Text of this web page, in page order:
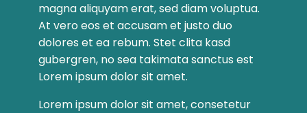
magna aliquyam erat, sed diam voluptua.
At vero eos et accusam et justo duo
dolores et ea rebum. Stet clita kasd
gubergren, no sea takimata sanctus est
Lorem ipsum dolor sit amet.
Lorem ipsum dolor sit amet, consetetur